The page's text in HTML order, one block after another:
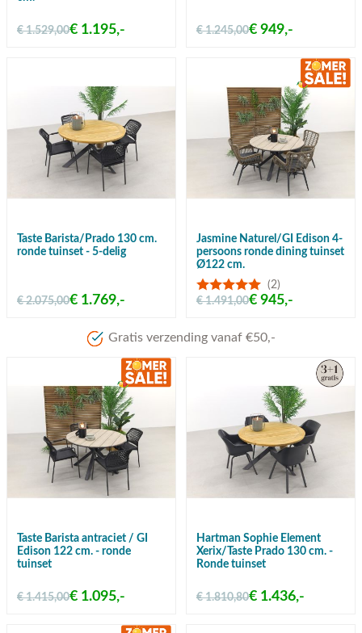
€ 1.529,00€ 1.195,- € 1.245,00€ 949,-
Taste Barista/Prado 130 cm.
ronde tuinset - 5-delig
€ 2.075,00€ 1.769,-
Jasmine Naturel/GI Edison 4-
persoons ronde dining tuinset
Ø122 cm.
(2)
€ 1.491,00€ 945,-
Gratis verzending vanaf €50,-
Taste Barista antraciet / GI
Edison 122 cm. - ronde
tuinset
€ 1.415,00€ 1.095,-
Hartman Sophie Element
Xerix/Taste Prado 130 cm. -
Ronde tuinset
€ 1.810,80€ 1.436,-